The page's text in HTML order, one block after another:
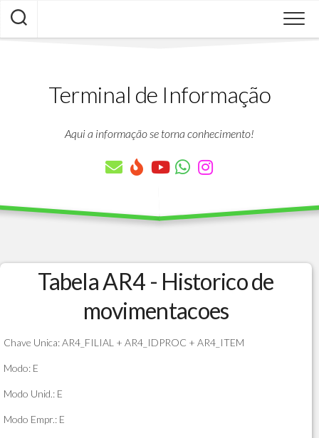
Skip
content
Terminal de Informação
Aqui a informação se torna conhecimento!
Tabela AR4 - Historico de
movimentacoes
Chave Unica: AR4_FILIAL + AR4_IDPROC + AR4_ITEM
Modo: E
Modo Unid.: E
Modo Empr.: E